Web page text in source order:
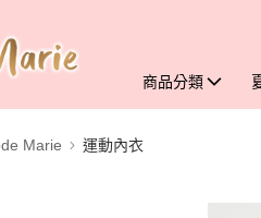
商品分類
Marie 運動內衣